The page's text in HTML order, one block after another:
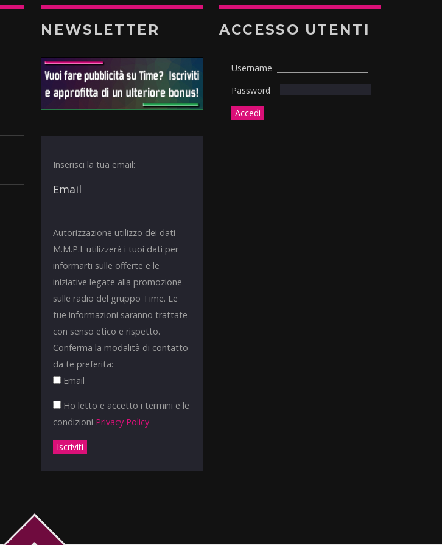
NEWSLETTER
Inserisci la tua email:
Autorizzazione utilizzo dei dati
M.M.P.I. utilizzerà i tuoi dati per
informarti sulle offerte e le
iniziative legate alla promozione
sulle radio del gruppo Time. Le
tue informazioni saranno trattate
con senso etico e rispetto.
Conferma la modalità di contatto
da te preferita:
Email
Ho letto e accetto i termini e le
condizioni Privacy Policy
ACCESSO UTENTI
Username
Password